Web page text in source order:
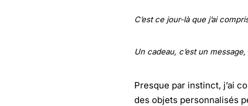
C’est ce jour-là que j’ai
Un cadeau, c’est un
Presque par instinct, j’ai
des objets personnalisés